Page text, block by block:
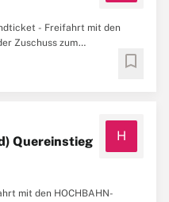
- Freifahrt mit den
Zuschuss zum
Altersvorsorge -
bookmark
Quereinstieg
H
mit den HOCHBAHN-